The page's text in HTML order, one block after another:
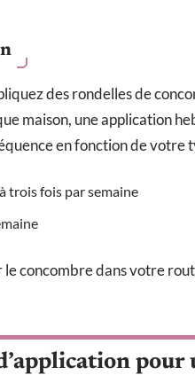
des rondelles de
maison, une application
en fonction de votre
trois fois par semaine
le concombre dans votre
pour